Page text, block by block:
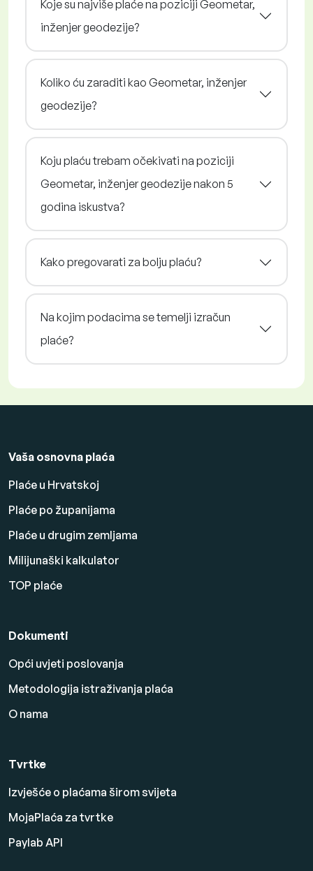
Koje su najviše plaće na poziciji Geometar,
inženjer geodezije?
Koliko ću zaraditi kao Geometar, inženjer
geodezije?
Koju plaću trebam očekivati na poziciji
Geometar, inženjer geodezije nakon 5
godina iskustva?
Kako pregovarati za bolju plaću?
Na kojim podacima se temelji izračun
plaće?
Vaša osnovna plaća
Plaće u Hrvatskoj
Plaće po županijama
Plaće u drugim zemljama
Milijunaški kalkulator
TOP plaće
Dokumenti
Opći uvjeti poslovanja
Metodologija istraživanja plaća
O nama
Tvrtke
Izvješće o plaćama širom svijeta
MojaPlaća za tvrtke
Paylab API